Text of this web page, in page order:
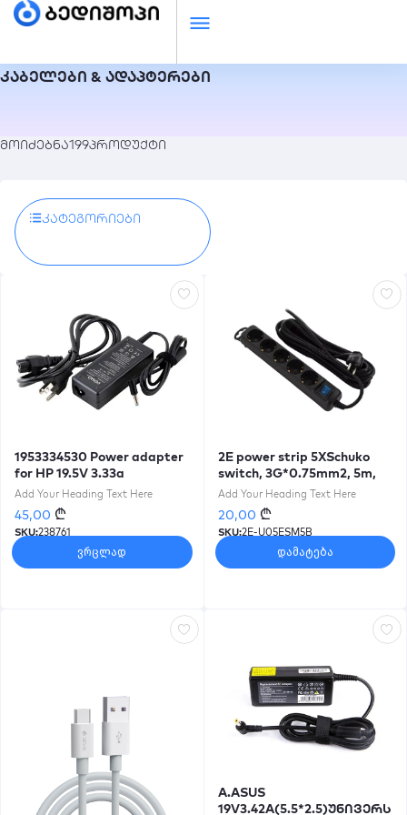
კაბელები & ადაპტერები
მოიძებნა199პროდუქტი
Კატეგორიები
1953334530 Power adapter
for HP 19.5V 3.33a
4.5*3.0mm (238761)
Add Your Heading Text Here
45,00 ₾
SKU:238761
ვრცლად
2E power strip 5XSchuko
switch, 3G*0.75mm2, 5m,
Black
Add Your Heading Text Here
20,00 ₾
SKU:2E-U05ESM5B
დამატება
A.ASUS
19V3.42A(5.5*2.5)უნივერს